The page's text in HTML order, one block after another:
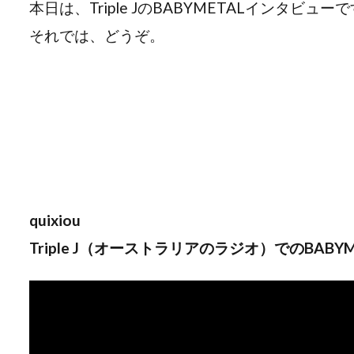
本日は、Triple JのBABYMETALインタビューで
それでは、どうぞ。
quixiou
Triple J（オーストラリアのラジオ）での